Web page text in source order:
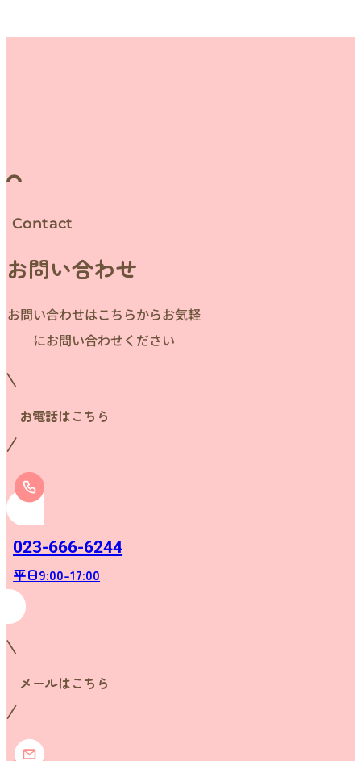
Contact
お問い合わせ
お問い合わせはこちらからお気軽
にお問い合わせください
お電話はこちら
023-666-6244
平日9:00-17:00
メールはこちら